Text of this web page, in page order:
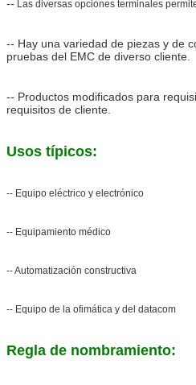
-- Las diversas opciones terminales
-- Hay una variedad de piezas y de
pruebas del EMC de diverso cliente.
-- Productos modificados para
requisitos de cliente.
Usos típicos:
-- Equipo eléctrico y electrónico
-- Equipamiento médico
-- Automatización constructiva
-- Equipo de la ofimática y del datacom
Regla de nombramiento: